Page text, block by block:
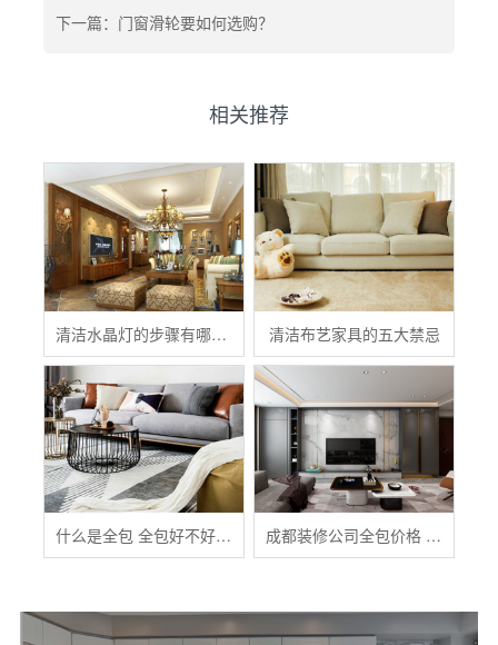
下一篇：门窗滑轮要如何选购？
相关推荐
清洁水晶灯的步骤有哪些？ 清洁布艺家具的五大禁忌
什么是全包 全包好不好 全包装修注意事项有哪些 成都装修公司全包价格 成都全包装修多少钱一平